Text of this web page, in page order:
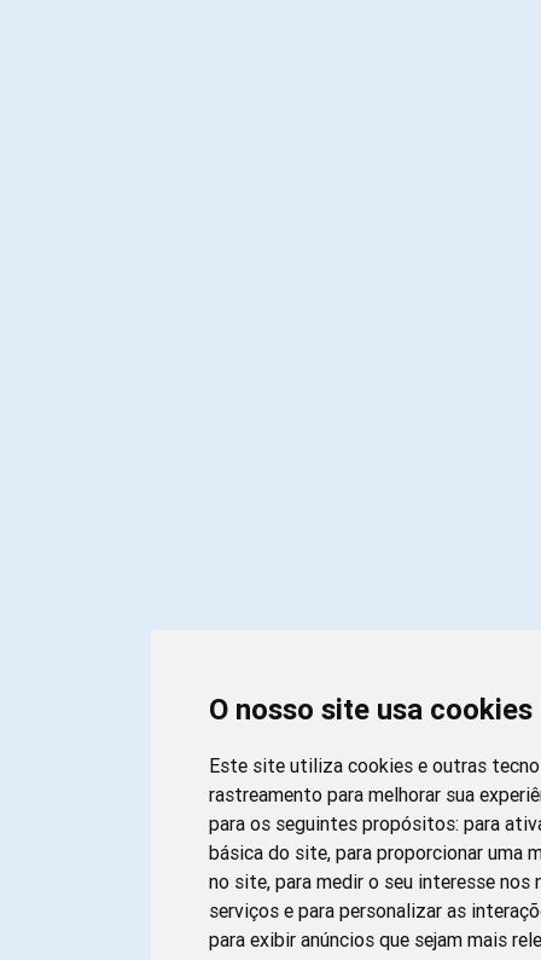
O nosso site usa cookies
Este site utiliza cookies e outras
rastreamento para melhorar sua
para os seguintes propósitos:para
básica do site,para proporcionar uma
no site,para medir o seu interesse
serviços e para personalizar as
para exibir anúncios que sejam mais